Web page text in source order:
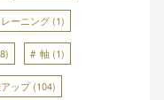
ーニング (1)
軸 (1)
ップ(104)